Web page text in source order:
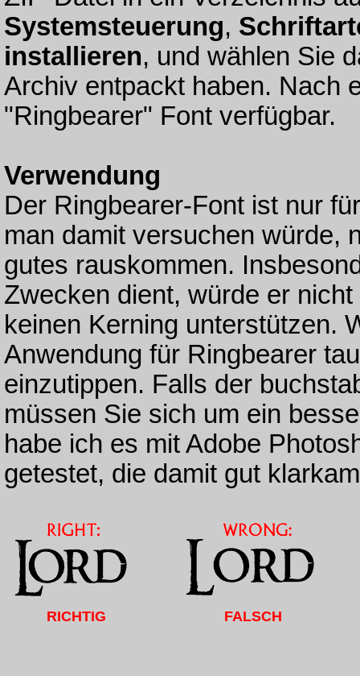
Systemsteuerung,
installieren, und wählen Sie
Archiv entpackt haben. Nach
"Ringbearer" Font verfügbar.
Verwendung
Der Ringbearer-Font ist nur
man damit versuchen würde,
gutes rauskommen.
Zwecken dient, würde er
keinen Kerning unterstützen.
Anwendung für Ringbearer
einzutippen. Falls der
müssen Sie sich um ein
habe ich es mit Adobe
getestet, die damit gut
RICHTIG FALSCH